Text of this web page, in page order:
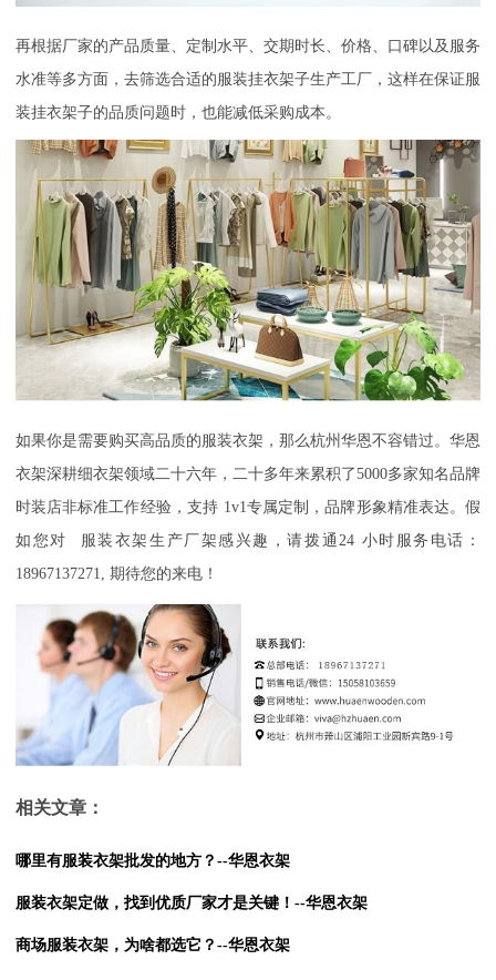
再根据厂家的产品质量、定制水平、交期时长、价格、口碑以及服务
水准等多方面，去筛选合适的服装挂衣架子生产工厂，这样在保证服
装挂衣架子的品质问题时，也能减低采购成本。
如果你是需要购买高品质的服装衣架，那么杭州华恩不容错过。华恩
衣架深耕细衣架领域二十六年，二十多年来累积了5000多家知名品牌
时装店非标准工作经验，支持 1v1专属定制，品牌形象精准表达。假
如您对
服装衣架生产厂架感兴趣，请拨通24 小时服务电话：
18967137271, 期待您的来电！
相关文章：
哪里有服装衣架批发的地方？--华恩衣架
服装衣架定做，找到优质厂家才是关键！--华恩衣架
商场服装衣架，为啥都选它？--华恩衣架